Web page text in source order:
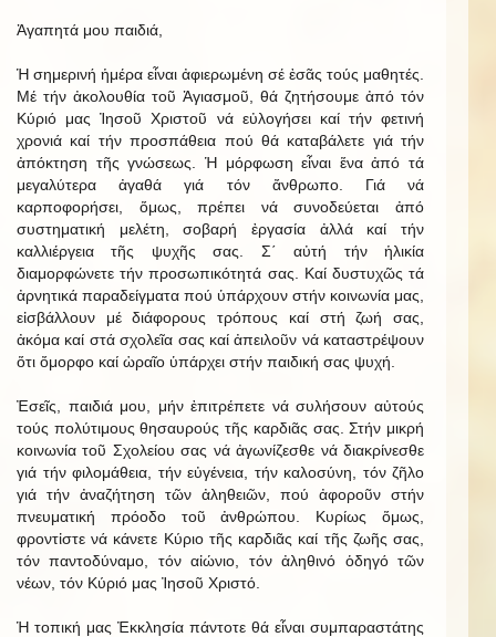
Ἀγαπητά μου παιδιά,
Ἡ σημερινή ἡμέρα εἶναι ἀφιερωμένη σέ ἐσᾶς τούς μαθητές.
Μέ τήν ἀκολουθία τοῦ Ἁγιασμοῦ, θά ζητήσουμε ἀπό τόν
Κύριό μας Ἰησοῦ Χριστοῦ νά εὐλογήσει καί τήν φετινή
χρονιά καί τήν προσπάθεια πού θά καταβάλετε γιά τήν
ἀπόκτηση τῆς γνώσεως. Ἡ μόρφωση εἶναι ἕνα ἀπό τά
μεγαλύτερα ἀγαθά γιά τόν ἄνθρωπο. Γιά νά
καρποφορήσει, ὅμως, πρέπει νά συνοδεύεται ἀπό
συστηματική μελέτη, σοβαρή ἐργασία ἀλλά καί τήν
καλλιέργεια τῆς ψυχῆς σας. Σ΄ αὐτή τήν ἡλικία
διαμορφώνετε τήν προσωπικότητά σας. Καί δυστυχῶς τά
ἀρνητικά παραδείγματα πού ὑπάρχουν στήν κοινωνία μας,
εἰσβάλλουν μέ διάφορους τρόπους καί στή ζωή σας,
ἀκόμα καί στά σχολεῖα σας καί ἀπειλοῦν νά καταστρέψουν
ὅτι ὄμορφο καί ὡραῖο ὑπάρχει στήν παιδική σας ψυχή.
Ἐσεῖς, παιδιά μου, μήν ἐπιτρέπετε νά συλήσουν αὐτούς
τούς πολύτιμους θησαυρούς τῆς καρδιᾶς σας. Στήν μικρή
κοινωνία τοῦ Σχολείου σας νά ἀγωνίζεσθε νά διακρίνεσθε
γιά τήν φιλομάθεια, τήν εὐγένεια, τήν καλοσύνη, τόν ζῆλο
γιά τήν ἀναζήτηση τῶν ἀληθειῶν, πού ἀφοροῦν στήν
πνευματική πρόοδο τοῦ ἀνθρώπου. Κυρίως ὅμως,
φροντἰστε νά κάνετε Κύριο τῆς καρδιᾶς καί τῆς ζωῆς σας,
τόν παντοδύναμο, τόν αἰώνιο, τόν ἀληθινό ὁδηγό τῶν
νέων, τόν Κύριό μας Ἰησοῦ Χριστό.
Ἡ τοπική μας Ἐκκλησία πάντοτε θά εἶναι συμπαραστάτης